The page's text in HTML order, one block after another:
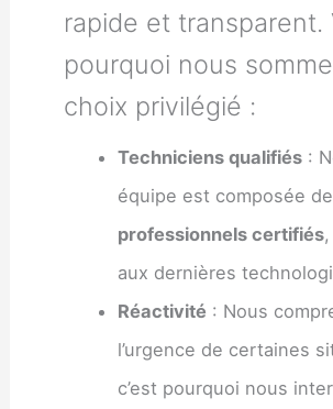
rapide et transparent.
pourquoi nous
choix privilégié :
Techniciens qualifiés :
équipe est composée de
professionnels certifiés
aux dernières
Réactivité : Nous
l’urgence de certaines
c’est pourquoi nous